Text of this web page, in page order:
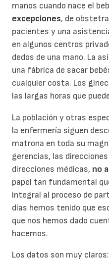
manos cuando nace el
excepciones, de
pacientes y una
en algunos centros
dedos de una mano. La
una fábrica de sacar
cualquier costa. Los
las largas horas que
La población y otras
la enfermería siguen
matrona en toda su
gerencias, las
direcciones médicas, no
papel tan fundamental
integral al proceso de
días hemos tenido que
que nos hemos dado
hacemos.
Los datos son muy